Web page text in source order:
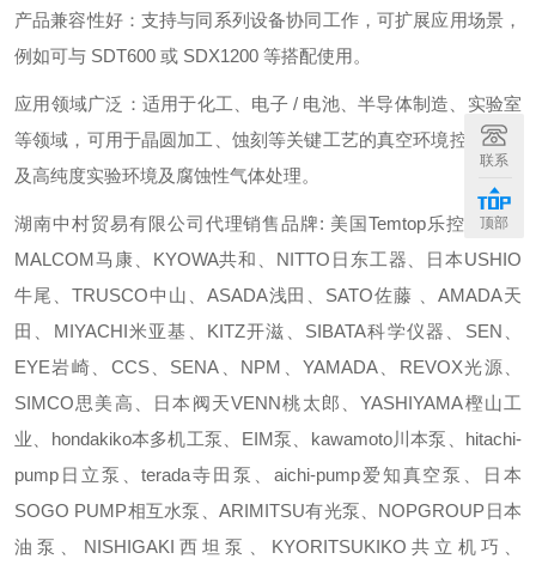
产品兼容性好：支持与同系列设备协同工作，可扩展应用场景，
例如可与 SDT600 或 SDX1200 等搭配使用。
应用领域广泛：适用于化工、电子 / 电池、半导体制造、实验室
等领域，可用于晶圆加工、蚀刻等关键工艺的真空环境控制，以
及高纯度实验环境及腐蚀性气体处理。
湖南中村贸易有限公司代理销售品牌: 美国Temtop乐控、日本
MALCOM马康、KYOWA共和、NITTO日东工器、日本USHIO
牛尾、TRUSCO中山、ASADA浅田、SATO佐藤 、AMADA天
田、MIYACHI米亚基、KITZ开滋、SIBATA科学仪器、SEN、
EYE岩崎、CCS、SENA、NPM、YAMADA、REVOX光源、
SIMCO思美高、日本阀天VENN桃太郎、YASHIYAMA樫山工
业、hondakiko本多机工泵、EIM泵、kawamoto川本泵、hitachi-
pump日立泵、terada寺田泵、aichi-pump爱知真空泵、日本
SOGO PUMP相互水泵、ARIMITSU有光泵、NOPGROUP日本
油泵、NISHIGAKI西坦泵、KYORITSUKIKO共立机巧、
联系
顶部